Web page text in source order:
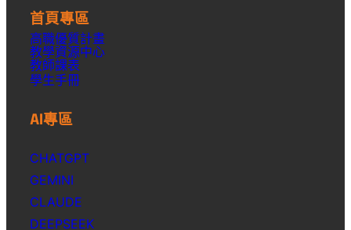
首頁專區
高職優質計畫
教學資源中心
教師課表
學生手冊
AI專區
CHATGPT
GEMINI
CLAUDE
DEEPSEEK